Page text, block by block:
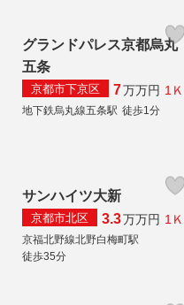
グランドパレス京都烏丸
五条
京都市下京区 7万万円 1Ｋ
地下鉄烏丸線五条駅 徒歩1分
サンハイツ大新
京都市北区 3.3万万円 1Ｋ
京福北野線北野白梅町駅
徒歩35分